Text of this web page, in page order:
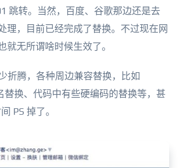
跳转。当然，百度、谷歌那边还是去
理，目前已经完成了替换。不过现在网
就无所谓啥时候生效了。
折腾，各种周边兼容替换，比如
替换、代码中有些硬编码的替换等，甚
PS 掉了。